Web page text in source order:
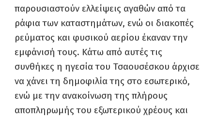
παρουσιαστούν ελλείψεις αγαθών από τα
ράφια των καταστημάτων, ενώ οι διακοπές
ρεύματος και φυσικού αερίου έκαναν την
εμφάνισή τους. Κάτω από αυτές τις
συνθήκες η ηγεσία του Τσαουσέσκου άρχισε
να χάνει τη δημοφιλία της στο εσωτερικό,
ενώ με την ανακοίνωση της πλήρους
αποπληρωμής του εξωτερικού χρέους και